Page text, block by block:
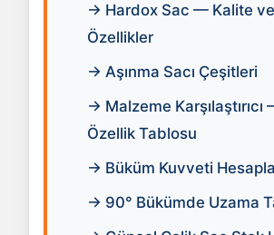
→ Hardox Sac — Kalite ve
Özellikler
→ Aşınma Sacı Çeşitleri
→ Malzeme
Özellik Tablosu
→ Büküm Kuvveti
→ 90° Bükümde Uzama